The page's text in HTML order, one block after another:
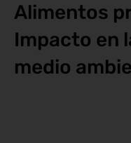
Alimentos
Impacto en
medio